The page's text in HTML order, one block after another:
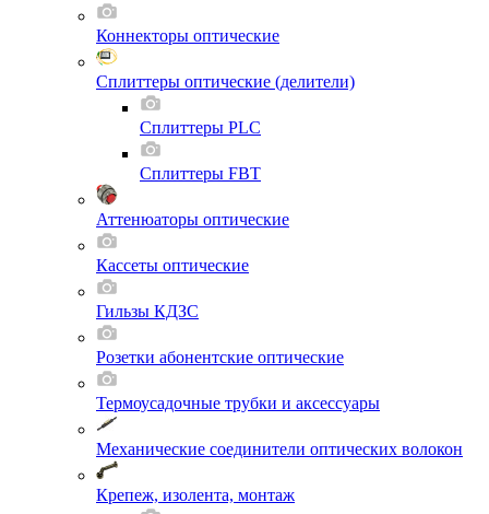
Коннекторы оптические
Сплиттеры оптические (делители)
Сплиттеры PLC
Сплиттеры FBT
Аттенюаторы оптические
Кассеты оптические
Гильзы КДЗС
Розетки абонентские оптические
Термоусадочные трубки и аксессуары
Механические соединители оптических волокон
Крепеж, изолента, монтаж